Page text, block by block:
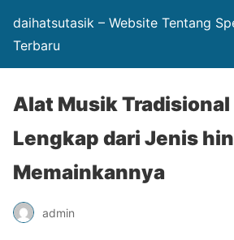
daihatsutasik – Website Tentang
Terbaru
Alat Musik Tradisional
Lengkap dari Jenis
Memainkannya
admin